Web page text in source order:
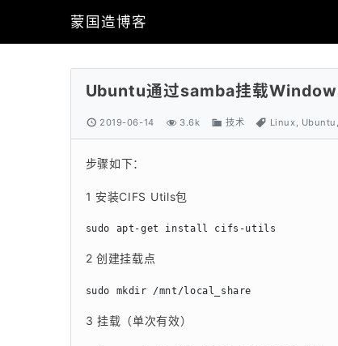
蒙国造博客
Ubuntu通过samba挂载
2019-06-14 3.6k 技术 Linux Ubuntu
步骤如下：
1 安装CIFS Utils包
sudo apt-get install cifs-utils
2 创建挂载点
sudo mkdir /mnt/local_share
3 挂载（单次有效）